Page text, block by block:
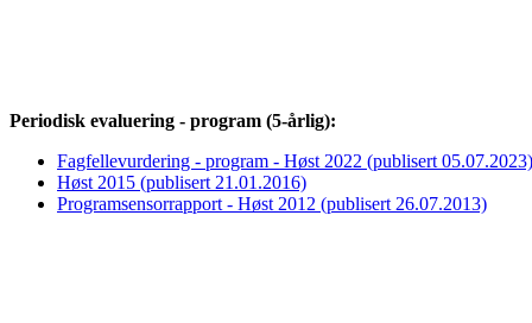
Periodisk evaluering - program (5-årlig):
Fagfellevurdering - program - Høst 2022 (publisert 05.07.2023)
Høst 2015 (publisert 21.01.2016)
Programsensorrapport - Høst 2012 (publisert 26.07.2013)